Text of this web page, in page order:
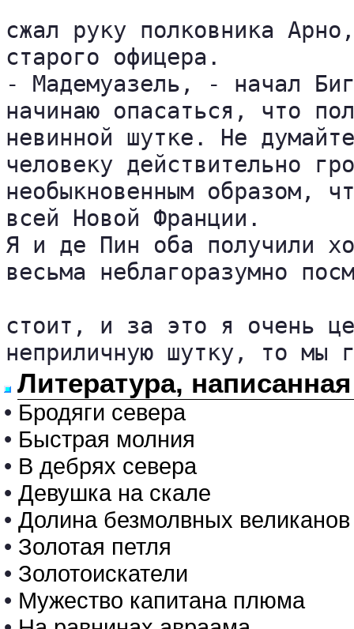
сжал руку полковника
старого офицера.
- Мадемуазель, - начал
начинаю опасаться, что
невинной шутке. Не
человеку действительно
необыкновенным образом,
всей Новой Франции.
Я и де Пин оба получили
весьма неблагоразумно
стоит, и за это я очень
неприличную шутку, то мы
Литература,
• Бродяги севера
• Быстрая молния
• В дебрях севера
• Девушка на скале
• Долина безмолвных великанов
• Золотая петля
• Золотоискатели
• Мужество капитана плюма